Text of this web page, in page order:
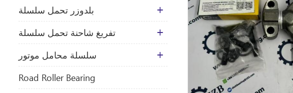
بلدوزر تحمل سلسلة
تفريغ شاحنة تحمل سلسلة
سلسلة محامل موتور
​Road Roller Bearing